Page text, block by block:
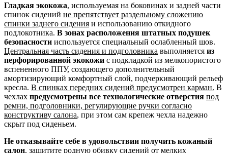
Гладкая экокожа, используемая на боковинах и задней части
спинок сидений не препятствует раздельному сложению
спинки заднего сидения и использованию откидного
подлокотника. В зонах расположения штатных подушек
безопасности используется специальный ослабленный шов.
Центральная часть сидения и подголовника выполняется из
перфорированной экокожи с подкладкой из мелкопористого
вспененного ППУ, создающего дополнительный
амортизирующий комфортный слой, подчеркивающий рельеф
кресла. В спинках передних сидений предусмотрен карман. В
чехлах предусмотрены все технологические отверстия под
ремни, подголовники, регулирующие ручки согласно
конструктиву салона, при этом сам крепеж чехла надежно
скрыт под сиденьем.
Не отказывайте себе в удовольствии получить кожаный
салон, защитите родную обивку сидений от мелких